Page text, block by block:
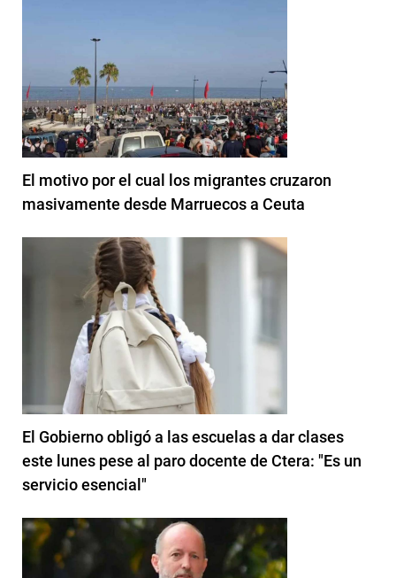
El motivo por el cual los migrantes cruzaron
masivamente desde Marruecos a Ceuta
El Gobierno obligó a las escuelas a dar clases
este lunes pese al paro docente de Ctera: "Es un
servicio esencial"